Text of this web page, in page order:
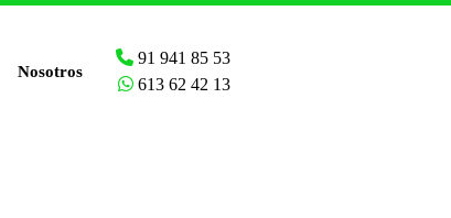
Nosotros
91 941 85 53
613 62 42 13